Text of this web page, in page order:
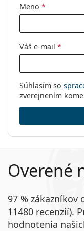
Meno *
Váš e-mail *
Súhlasím so
zverejnením
Overené
97 % zákazníkov
11480 recenzií).
hodnotenia